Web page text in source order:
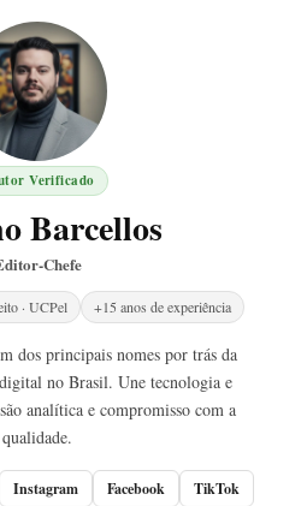
Verificado
Barcellos
Chefe
· UCPel +15 anos de experiência
dos principais nomes por trás da
no Brasil. Une tecnologia e
analítica e compromisso com a
qualidade.
Instagram Facebook TikTok